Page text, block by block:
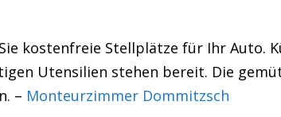
kostenfreie Stellplätze für Ihr Auto.
Utensilien stehen bereit. Die
– Monteurzimmer Dommitzsch